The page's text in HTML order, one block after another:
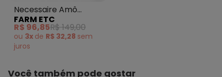
Necessaire Amô
Copatucano Preto
FARM ETC
R$ 96,85R$ 149,00
ou 3x de R$ 32,28 sem
juros
Você também pode gostar